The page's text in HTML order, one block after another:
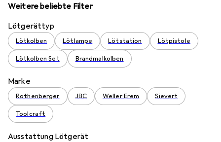
Weitere beliebte Filter
Lötgerättyp
Lötkolben Lötlampe Lötstation Lötpistole
Lötkolben Set Brandmalkolben
Marke
Rothenberger JBC Weller Erem Sievert
Toolcraft
Ausstattung Lötgerät